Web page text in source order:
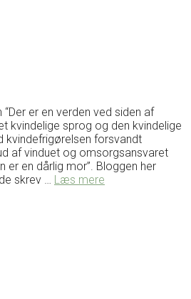
er en verden ved siden af
kvindelige sprog og den kvindelige
kvindefrigørelsen forsvandt
af vinduet og omsorgsansvaret
er en dårlig mor”. Bloggen her
skrev … Læs mere